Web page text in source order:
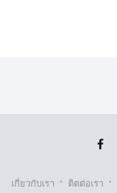
เกี่ยวกับเรา · ติตต่อเรา ·